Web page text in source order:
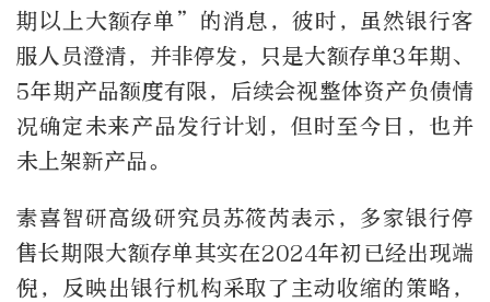
期以上大额存单”的消息，彼时，虽然银行客
服人员澄清，并非停发，只是大额存单3年期、
5年期产品额度有限，后续会视整体资产负债情
况确定未来产品发行计划，但时至今日，也并
未上架新产品。
素喜智研高级研究员苏筱芮表示，多家银行停
售长期限大额存单其实在2024年初已经出现端
倪，反映出银行机构采取了主动收缩的策略，